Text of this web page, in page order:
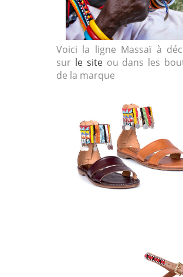
Voici la ligne Massaï à
sur le siteou dans les
de la marque